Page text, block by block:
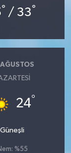
° / 33°
24°
Güneşli
%55